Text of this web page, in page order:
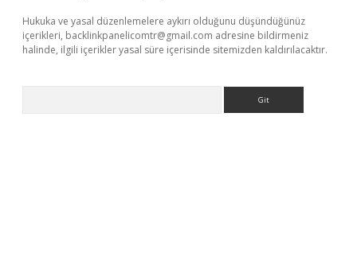
Hukuka ve yasal düzenlemelere aykırı olduğunu düşündüğünüz
içerikleri, backlinkpanelicomtr@gmail.com adresine bildirmeniz
halinde, ilgili içerikler yasal süre içerisinde sitemizden kaldırılacaktır.